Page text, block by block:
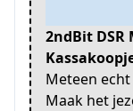
2ndBit DSR
Meteen
Maak het